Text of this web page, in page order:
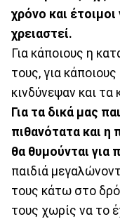
χρόνο και
χρειαστεί.
Για κάποιους η
τους, για
κινδύνεψαν και τα
Για τα δικά μας
πιθανότατα και
θα θυμούνται για
παιδιά
τους κάτω στο
τους χωρίς να το